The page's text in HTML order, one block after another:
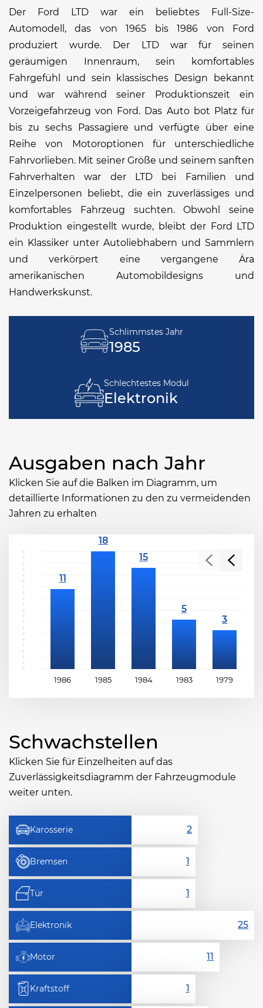
Der Ford LTD war ein beliebtes Full-Size-
Automodell, das von 1965 bis 1986 von Ford
produziert wurde. Der LTD war für seinen
geräumigen Innenraum, sein komfortables
Fahrgefühl und sein klassisches Design bekannt
und war während seiner Produktionszeit ein
Vorzeigefahrzeug von Ford. Das Auto bot Platz für
bis zu sechs Passagiere und verfügte über eine
Reihe von Motoroptionen für unterschiedliche
Fahrvorlieben. Mit seiner Größe und seinem sanften
Fahrverhalten war der LTD bei Familien und
Einzelpersonen beliebt, die ein zuverlässiges und
komfortables Fahrzeug suchten. Obwohl seine
Produktion eingestellt wurde, bleibt der Ford LTD
ein Klassiker unter Autoliebhabern und Sammlern
und verkörpert eine vergangene Ära
amerikanischen Automobildesigns und
Handwerkskunst.
Schlimmstes Jahr
1985
Schlechtestes Modul
Elektronik
Ausgaben nach Jahr
Klicken Sie auf die Balken im Diagramm, um
detaillierte Informationen zu den zu vermeidenden
Jahren zu erhalten
1986 1985 1984 1983 1979
Schwachstellen
Klicken Sie für Einzelheiten auf das
Zuverlässigkeitsdiagramm der Fahrzeugmodule
weiter unten.
Karosserie
Bremsen
Tür
Elektronik
Motor
Kraftstoff